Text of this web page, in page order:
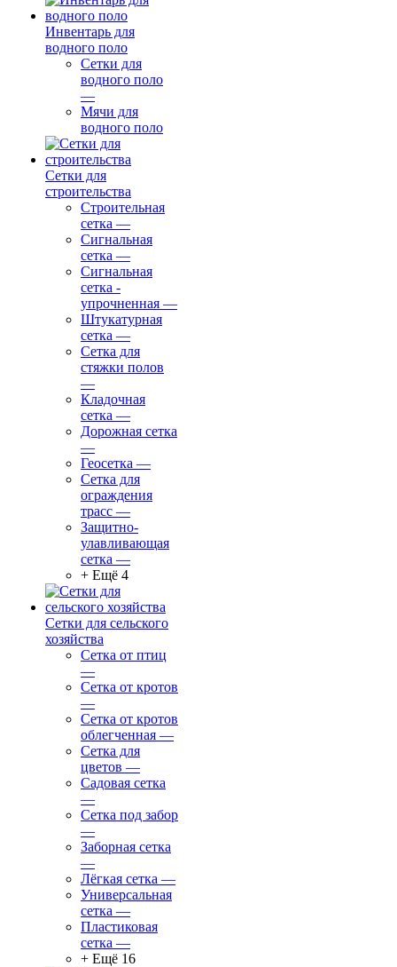
Инвентарь для
водного поло
Сетки для
водного поло
—
Мячи для
водного поло
Сетки для
строительства
Строительная
сетка —
Сигнальная
сетка —
Сигнальная
сетка -
упрочненная —
Штукатурная
сетка —
Сетка для
стяжки полов
—
Кладочная
сетка —
Дорожная сетка
—
Геосетка —
Сетка для
ограждения
трасс —
Защитно-
улавливающая
сетка —
+ Ещё 4
Сетки для сельского
хозяйства
Сетка от птиц
—
Сетка от кротов
—
Сетка от кротов
облегченная —
Сетка для
цветов —
Садовая сетка
—
Сетка под забор
—
Заборная сетка
—
Лёгкая сетка —
Универсальная
сетка —
Пластиковая
сетка —
+ Ещё 16